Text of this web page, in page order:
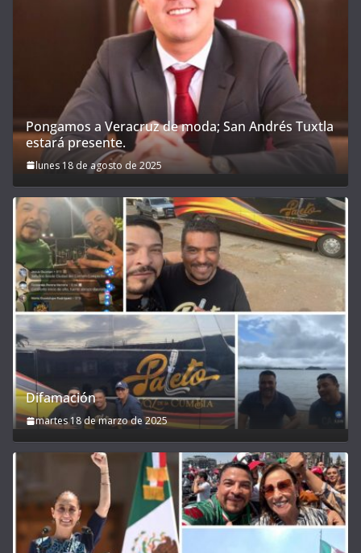
Pongamos a Veracruz de moda; San Andrés Tuxtla
estará presente.
lunes 18 de agosto de 2025
Difamación
martes 18 de marzo de 2025